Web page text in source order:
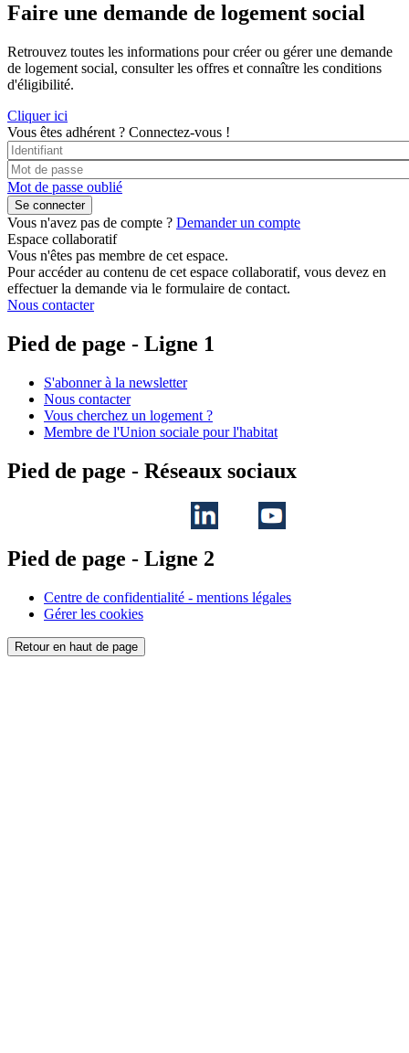
Faire une demande de logement social
Retrouvez toutes les informations pour créer ou gérer une demande
de logement social, consulter les offres et connaître les conditions
d'éligibilité.
Cliquer ici
Vous êtes adhérent ? Connectez-vous !
Mot de passe oublié
Vous n'avez pas de compte ? Demander un compte
Espace collaboratif
Vous n'êtes pas membre de cet espace.
Pour accéder au contenu de cet espace collaboratif, vous devez en
effectuer la demande via le formulaire de contact.
Nous contacter
Pied de page - Ligne 1
S'abonner à la newsletter
Nous contacter
Vous cherchez un logement ?
Membre de l'Union sociale pour l'habitat
Pied de page - Réseaux sociaux
Pied de page - Ligne 2
Centre de confidentialité - mentions légales
Gérer les cookies
Retour en haut de page